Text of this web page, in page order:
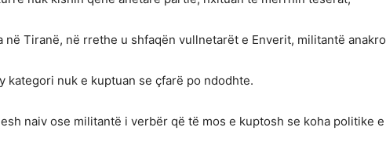
në Tiranë, në rrethe u shfaqën vullnetarët e Enverit, militantë
kategori nuk e kuptuan se çfarë po ndodhte.
naiv ose militantë i verbër që të mos e kuptosh se koha politike